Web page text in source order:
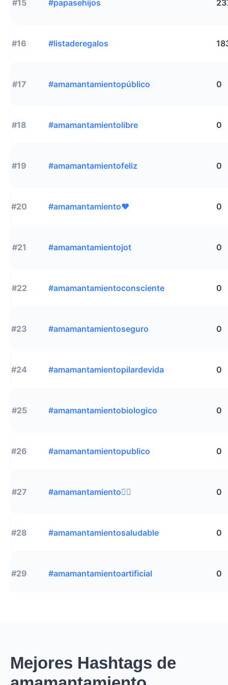
#15 #papasehijos
#16 #listaderegalos
#17 #amamantamientopúblico 0
#18 #amamantamientolibre 0
#19 #amamantamientofeliz 0
#20 #amamantamiento❤ 0
#21 #amamantamientojot 0
#22 #amamantamientoconsciente 0
#23 #amamantamientoseguro 0
#24 #amamantamientopilardevida 0
#25 #amamantamientobiologico 0
#26 #amamantamientopublico 0
#27 #amamantamiento🙎‍♀️ 0
#28 #amamantamientosaludable 0
#29 #amamantamientoartificial 0
Mejores Hashtags de